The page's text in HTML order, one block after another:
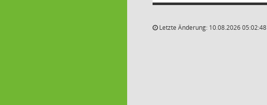
Letzte Änderung: 10.08.2026 05:02:48